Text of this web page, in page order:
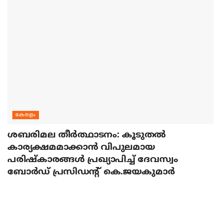
കേരളം
ശബരിമല തീര്‍ത്ഥാടനം: കൂടുതല്‍
കാര്യക്ഷമമാക്കാന്‍ വിപുലമായ
പരിഷ്‌കാരങ്ങള്‍ പ്രഖ്യാപിച്ച് ദേവസ്വം
ബോര്‍ഡ് പ്രസിഡന്റ് കെ.ജയകുമാര്‍